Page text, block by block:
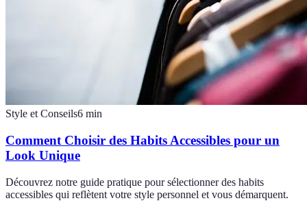
Style et Conseils6 min
Comment Choisir des Habits Accessibles pour un
Look Unique
Découvrez notre guide pratique pour sélectionner des habits
accessibles qui reflètent votre style personnel et vous démarquent.